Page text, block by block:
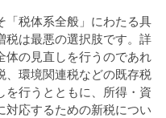
「税体系全般」にわたる具
税は最悪の選択肢です。詳
体の見直しを行うのであれ
、環境関連税などの既存税
行うとともに、所得・資
対応するための新税につい